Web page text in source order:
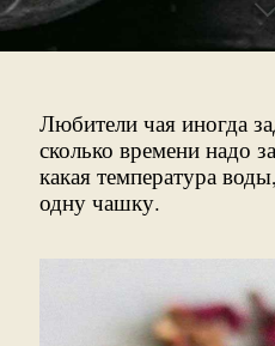
Любители чая иногда
сколько времени надо
какая температура
одну чашку.